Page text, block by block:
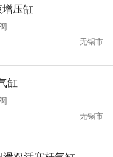
压缸
无锡市
缸
无锡市